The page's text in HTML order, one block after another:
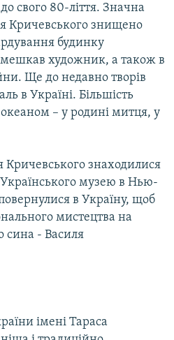
свого 80-ліття. Значна
Кричевського знищено
будинку
художник, а також в
Ще до недавно творів
в Україні. Більшість
океаном – у родині митця, у
Кричевського знаходилися
Українського музею в Нью-
в Україну, щоб
мистецтва на
сина - Василя
імені Тараса